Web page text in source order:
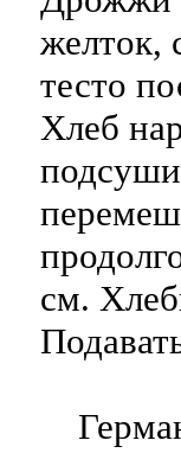
желток,
тесто
Хлеб
см.